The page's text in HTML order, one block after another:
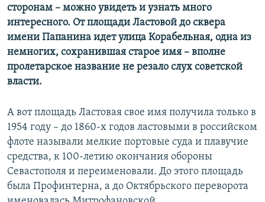
сторонам – можно увидеть и узнать много
интересного. От площади Ластовой до сквера
имени Папанина идет улица Корабельная, одна из
немногих, сохранившая старое имя – вполне
пролетарское название не резало слух советской
власти.
А вот площадь Ластовая свое имя получила только в
1954 году – до 1860-х годов ластовыми в российском
флоте называли мелкие портовые суда и плавучие
средства, к 100-летию окончания обороны
Севастополя и переименовали. До этого площадь
была Профинтерна, а до Октябрьского переворота